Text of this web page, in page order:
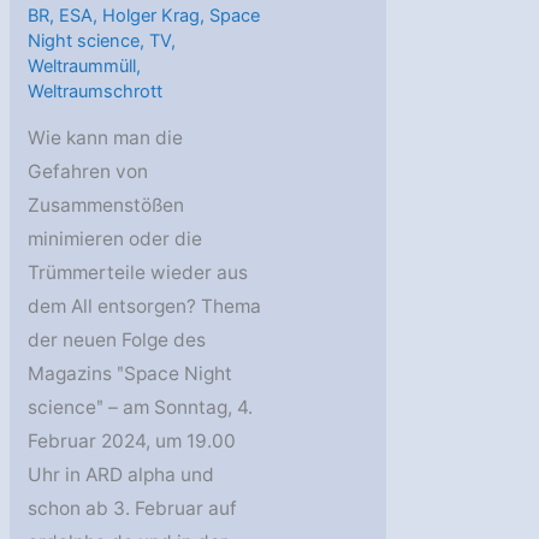
BR, ESA, Holger Krag, Space
Night science,TV,
Weltraummüll,
Weltraumschrott
Wie kann man die
Gefahren von
Zusammenstößen
minimieren oder die
Trümmerteile wieder aus
dem All entsorgen? Thema
der neuen Folge des
Magazins ʺSpace Night
scienceʺ – am Sonntag, 4.
Februar 2024, um 19.00
Uhr in ARD alpha und
schon ab 3. Februar auf